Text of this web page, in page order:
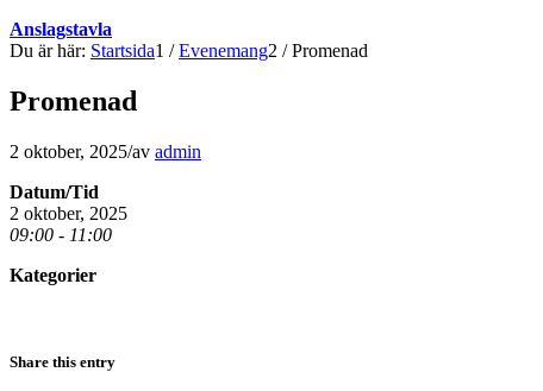
Anslagstavla
Du är här: Startsida1 / Evenemang2 / Promenad
Promenad
2 oktober, 2025/av admin
Datum/Tid
2 oktober, 2025
09:00 - 11:00
Kategorier
Share this entry